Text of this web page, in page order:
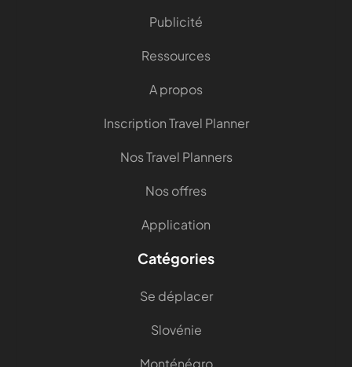
Publicité
Ressources
A propos
Inscription Travel Planner
Nos Travel Planners
Nos offres
Application
Catégories
Se déplacer
Slovénie
Monténégro